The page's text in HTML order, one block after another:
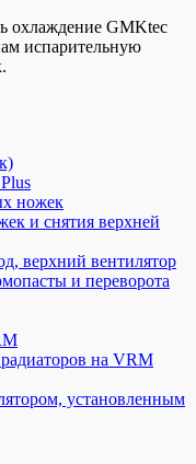
охлаждение GMKtec
испарительную
ножек
и снятия верхней
верхний вентилятор
и переворота
на VRM
установленным